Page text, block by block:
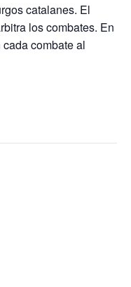
catalanes. El
los combates. En
combate al